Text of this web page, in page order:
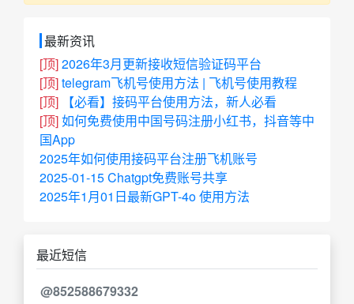
最新资讯
[顶]2026年3月更新接收短信验证码平台
[顶]telegram飞机号使用方法 | 飞机号使用教程
[顶]
【必看】接码平台使用方法，新人必看
[顶]如何免费使用中国号码注册小红书，抖音等中
国App
2025年如何使用接码平台注册飞机账号
2025-01-15 Chatgpt免费账号共享
2025年1月01日最新GPT-4o 使用方法
最近短信
@852588679332